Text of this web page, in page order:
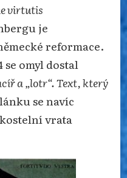
virtutis
je
reformace.
omyl dostal
a „lotr“. Text, který
se navíc
vrata